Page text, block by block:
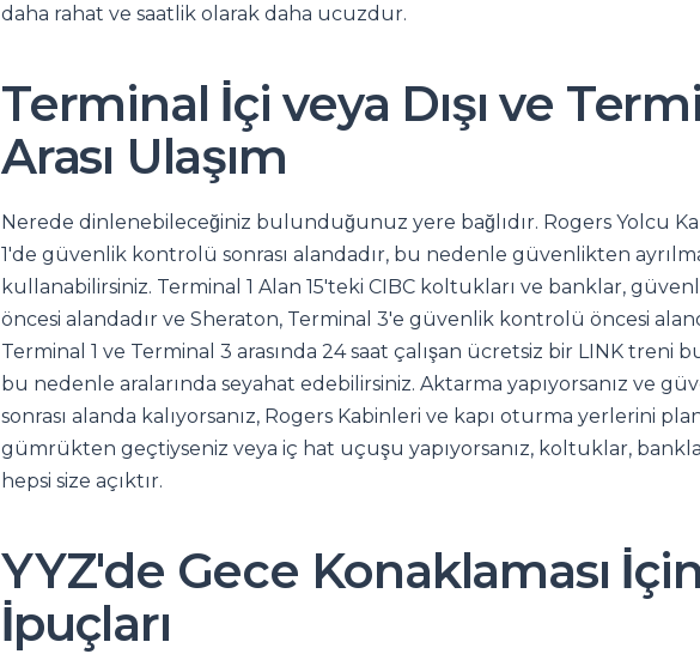
daha rahat ve saatlik olarak daha ucuzdur.
Terminal İçi veya Dışı ve
Arası Ulaşım
Nerede dinlenebileceğiniz bulunduğunuz yere bağlıdır. Rogers Yolcu
1'de güvenlik kontrolü sonrası alandadır, bu nedenle güvenlikten
kullanabilirsiniz. Terminal 1 Alan 15'teki CIBC koltukları ve banklar,
öncesi alandadır ve Sheraton, Terminal 3'e güvenlik kontrolü öncesi
Terminal 1 ve Terminal 3 arasında 24 saat çalışan ücretsiz bir LINK treni
bu nedenle aralarında seyahat edebilirsiniz. Aktarma yapıyorsanız ve
sonrası alanda kalıyorsanız, Rogers Kabinleri ve kapı oturma yerlerini
gümrükten geçtiyseniz veya iç hat uçuşu yapıyorsanız, koltuklar,
hepsi size açıktır.
YYZ'de Gece Konaklaması
İpuçları